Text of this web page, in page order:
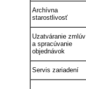
Archívna
starostlivosť
Uzatváranie zmlúv
a spracúvanie
objednávok
Servis zariadení